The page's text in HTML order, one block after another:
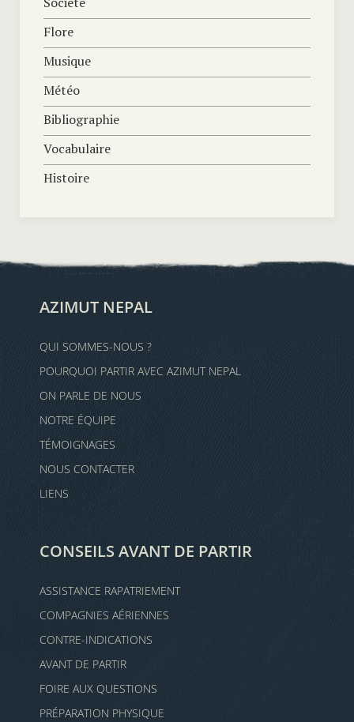
Flore
Musique
Météo
Bibliographie
Vocabulaire
Histoire
AZIMUT NEPAL
QUI SOMMES-NOUS ?
POURQUOI PARTIR AVEC AZIMUT NEPAL
ON PARLE DE NOUS
NOTRE ÉQUIPE
TÉMOIGNAGES
NOUS CONTACTER
LIENS
CONSEILS AVANT DE PARTIR
ASSISTANCE RAPATRIEMENT
COMPAGNIES AÉRIENNES
CONTRE-INDICATIONS
AVANT DE PARTIR
FOIRE AUX QUESTIONS
PRÉPARATION PHYSIQUE